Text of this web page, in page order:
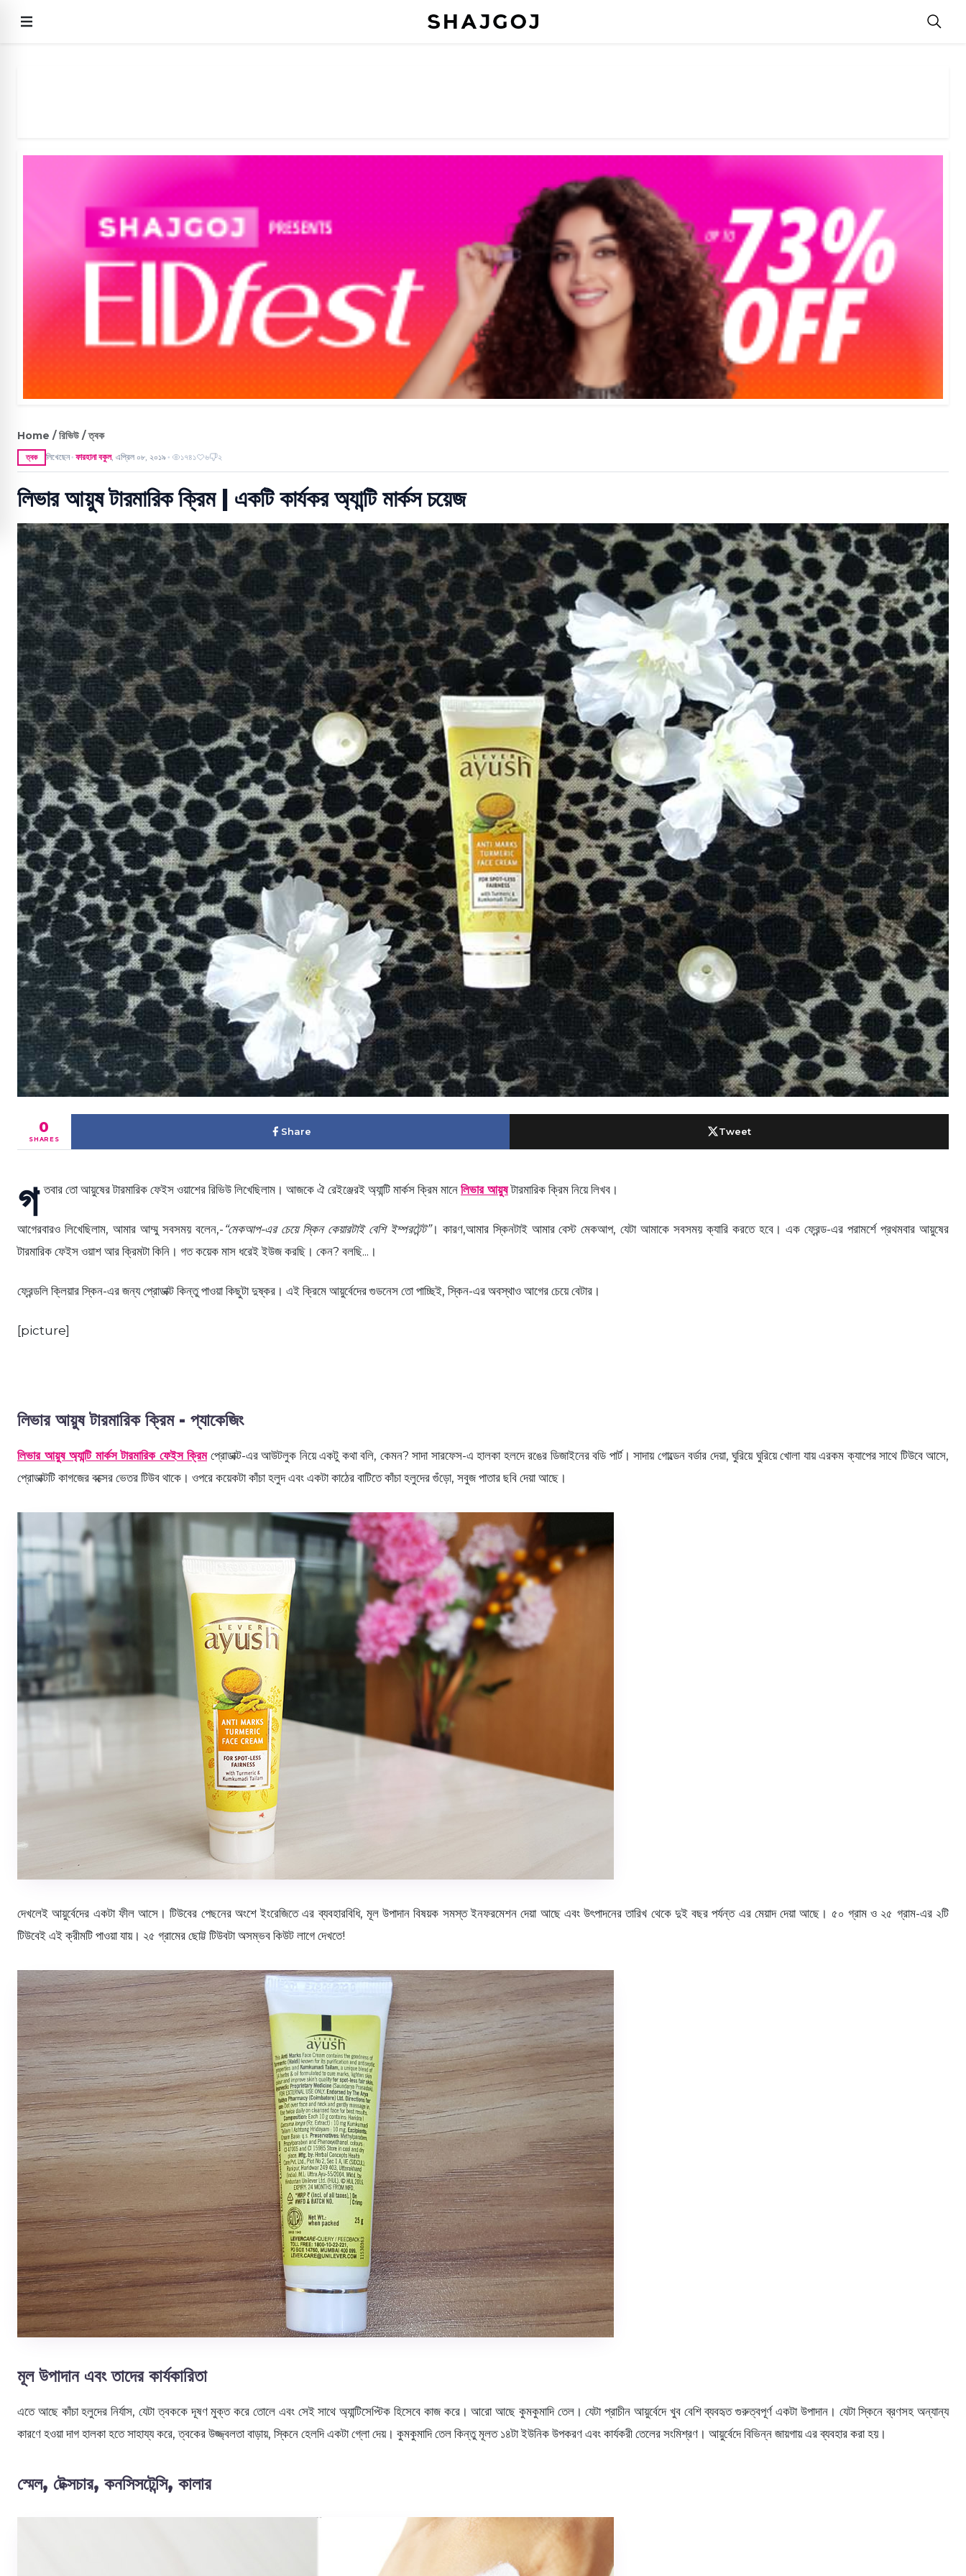
Home / রিভিউ / ত্বক
ত্বক লিখেছেন ● ফারহানা বকুল, এপ্রিল ০৮, ২০১৯ ● ১৭৪১ ৬ ২
লিভার আয়ুষ টারমারিক ক্রিম | একটি কার্যকর অ্যান্টি মার্কস চয়েজ
0
SHARES
Share Tweet
গ তবার তো আয়ুষের টারমারিক ফেইস ওয়াশের রিভিউ লিখেছিলাম। আজকে ঐ রেইঞ্জেরই অ্যান্টি মার্কস ক্রিম মানে লিভার আয়ুষটারমারিক ক্রিম নিয়ে লিখব।
আগেরবারও লিখেছিলাম, আমার আম্মু সবসময় বলেন,- “মেকআপ-এর চেয়ে স্কিন কেয়ারটাই বেশি ইম্পরটেন্ট”। কারণ,আমার স্কিনটাই আমার বেস্ট মেকআপ, যেটা আমাকে সবসময় ক্যারি করতে হবে। এক ফ্রেন্ড-এর পরামর্শে প্রথমবার আয়ুষের
টারমারিক ফেইস ওয়াশ আর ক্রিমটা কিনি। গত কয়েক মাস ধরেই ইউজ করছি। কেন? বলছি...।
ফ্রেন্ডলি ক্লিয়ার স্কিন-এর জন্য প্রোডাক্ট কিন্তু পাওয়া কিছুটা দুষ্কর। এই ক্রিমে আয়ুর্বেদের গুডনেস তো পাচ্ছিই, স্কিন-এর অবস্থাও আগের চেয়ে বেটার।
[picture]
লিভার আয়ুষ টারমারিক ক্রিম - প্যাকেজিং
লিভার আয়ুষ অ্যান্টি মার্কস টারমারিক ফেইস ক্রিমপ্রোডাক্ট-এর আউটলুক নিয়ে একটু কথা বলি, কেমন? সাদা সারফেস-এ হালকা হলদে রঙের ডিজাইনের বডি পার্ট। সাদায় গোল্ডেন বর্ডার দেয়া, ঘুরিয়ে ঘুরিয়ে খোলা যায় এরকম ক্যাপের সাথে টিউবে আসে,
প্রোডাক্টটি কাগজের বক্সের ভেতর টিউব থাকে। ওপরে কয়েকটা কাঁচা হলুদ এবং একটা কাঠের বাটিতে কাঁচা হলুদের গুঁড়ো, সবুজ পাতার ছবি দেয়া আছে।
দেখলেই আয়ুর্বেদের একটা ফীল আসে। টিউবের পেছনের অংশে ইংরেজিতে এর ব্যবহারবিধি, মূল উপাদান বিষয়ক সমস্ত ইনফরমেশন দেয়া আছে এবং উৎপাদনের তারিখ থেকে দুই বছর পর্যন্ত এর মেয়াদ দেয়া আছে। ৫০ গ্রাম ও ২৫ গ্রাম-এর ২টি
টিউবেই এই ক্রীমটি পাওয়া যায়। ২৫ গ্রামের ছোট্ট টিউবটা অসম্ভব কিউট লাগে দেখতে!
মূল উপাদান এবং তাদের কার্যকারিতা
এতে আছে কাঁচা হলুদের নির্যাস, যেটা ত্বককে দূষণ মুক্ত করে তোলে এবং সেই সাথে অ্যান্টিসেপ্টিক হিসেবে কাজ করে। আরো আছে কুমকুমাদি তেল। যেটা প্রাচীন আয়ুর্বেদে খুব বেশি ব্যবহৃত গুরুত্বপূর্ণ একটা উপাদান। যেটা স্কিনে ব্রণসহ অন্যান্য
কারণে হওয়া দাগ হালকা হতে সাহায্য করে, ত্বকের উজ্জ্বলতা বাড়ায়, স্কিনে হেলদি একটা গ্লো দেয়। কুমকুমাদি তেল কিন্তু মূলত ১৪টা ইউনিক উপকরণ এবং কার্যকরী তেলের সংমিশ্রণ। আয়ুর্বেদে বিভিন্ন জায়গায় এর ব্যবহার করা হয়।
স্মেল, টেক্সচার, কনসিসটেন্সি, কালার